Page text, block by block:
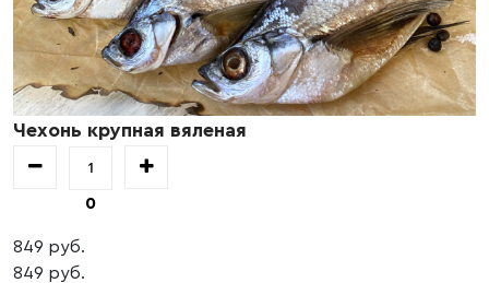
Чехонь крупная вяленая
0
849 руб.
849 руб.